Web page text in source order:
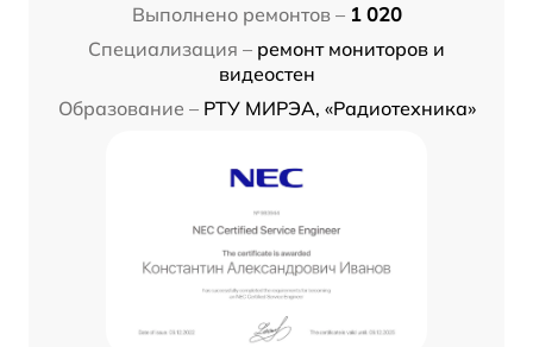
Выполнено ремонтов – 1 020
Специализация – ремонт мониторов и
видеостен
Образование – РТУ МИРЭА, «Радиотехника»